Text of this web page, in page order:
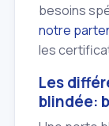
besoins
notre
les
Les
blindée: